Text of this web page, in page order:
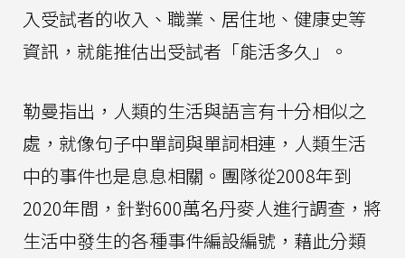
入受試者的收入、職業、居住地、健康史等
資訊，就能推估出受試者「能活多久」。
勒曼指出，人類的生活與語言有十分相似之
處，就像句子中單詞與單詞相連，人類生活
中的事件也是息息相關。團隊從2008年到
2020年間，針對600萬名丹麥人進行調查，將
生活中發生的各種事件編設編號，藉此分類